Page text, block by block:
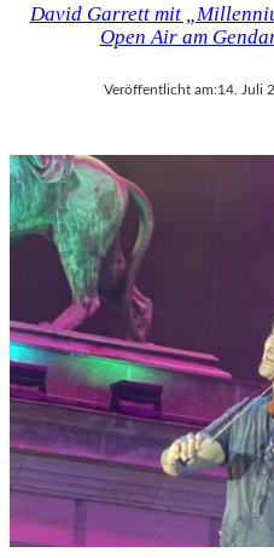
David Garrett mit
Open Air am
Veröffentlicht am:14. Juli